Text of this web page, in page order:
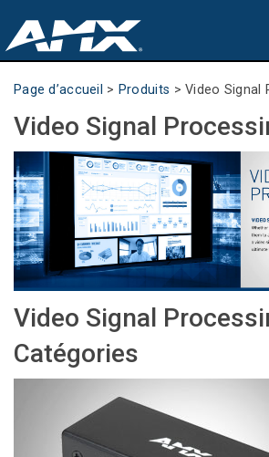
Produits
Applications
Partners
Où acheter
Formation
Support
Langue/Région
Page d’accueil > Produits >Video Signal
Video Signal
Video Signal
Catégories